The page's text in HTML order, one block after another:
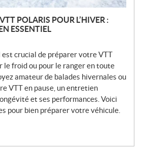
POLARIS POUR L’HIVER :
ESSENTIEL
est crucial de préparer votre VTT
le froid ou pour le ranger en toute
amateur de balades hivernales ou
VTT en pause, un entretien
et ses performances. Voici
pour bien préparer votre véhicule.